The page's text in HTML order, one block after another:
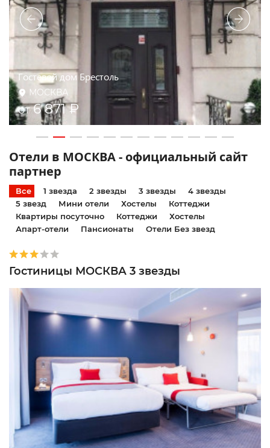
Измайлово Вега
МОСКВА
от6 200 ₽
Отели в МОСКВА - официальный сайт
партнер
Все 1 звезда 2 звезды 3 звезды
4 звезды
5 звезд
Мини отели Хостелы
Коттеджи
Квартиры посуточно
Коттеджи
Хостелы
Апарт-отели
Пансионаты Отели Без звезд
Гостиницы МОСКВА 3 звезды